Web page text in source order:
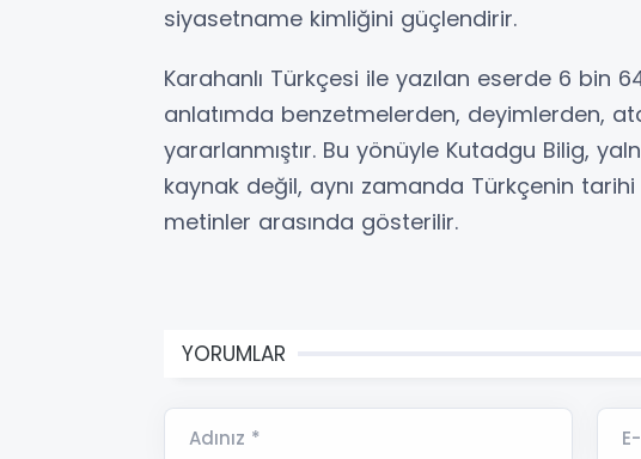
siyasetname kimliğini güçlendirir.
Karahanlı Türkçesi ile yazılan eserde 6 bin
anlatımda benzetmelerden, deyimlerden,
yararlanmıştır. Bu yönüyle Kutadgu Bilig,
kaynak değil, aynı zamanda Türkçenin
metinler arasında gösterilir.
YORUMLAR
Adınız *